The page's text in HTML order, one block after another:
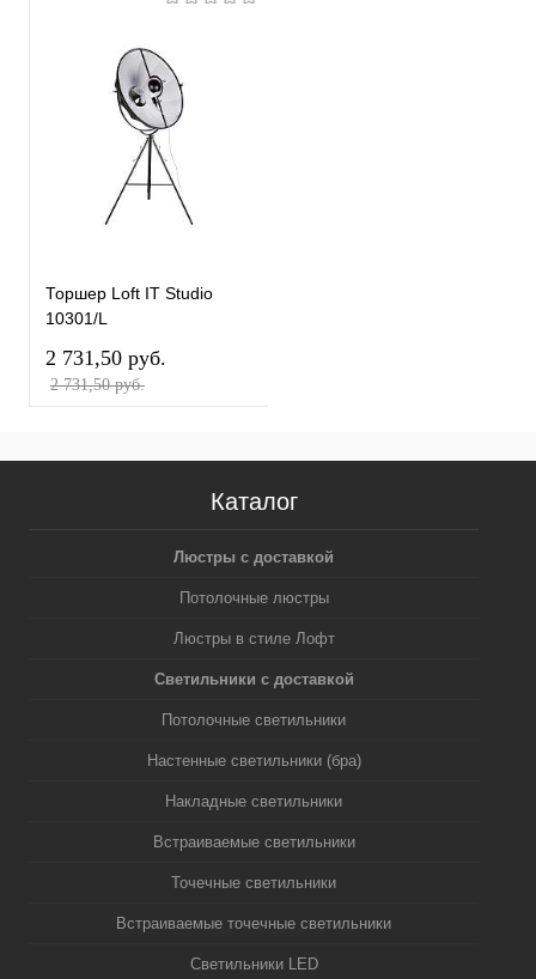
Торшер Loft IT Studio
10301/L
2 731,50 pуб.
2 731,50 pуб.
Каталог
Люстры с доставкой
Потолочные люстры
Люстры в стиле Лофт
Светильники с доставкой
Потолочные светильники
Настенные светильники (бра)
Накладные светильники
Встраиваемые светильники
Точечные светильники
Встраиваемые точечные светильники
Светильники LED